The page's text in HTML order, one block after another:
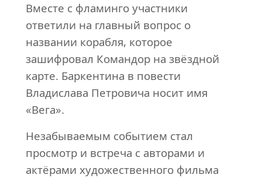
Вместе с фламинго участники
ответили на главный вопрос о
названии корабля, которое
зашифровал Командор на звёздной
карте. Баркентина в повести
Владислава Петровича носит имя
«Вега».
Незабываемым событием стал
просмотр и встреча с авторами и
актёрами художественного фильма